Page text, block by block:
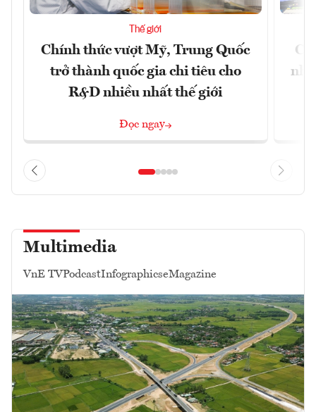
Thế giới
Chính thức vượt Mỹ, Trung Quốc
trở thành quốc gia chi tiêu cho
R&D nhiều nhất thế giới
Đọc ngay
Multimedia
VnE TVPodcastInfographicseMagazine